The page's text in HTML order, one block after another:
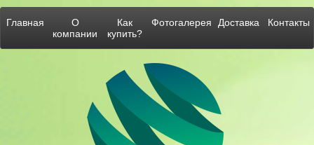
Главная
О
компании
Как
купить?
Фотогалерея Доставка Контакты